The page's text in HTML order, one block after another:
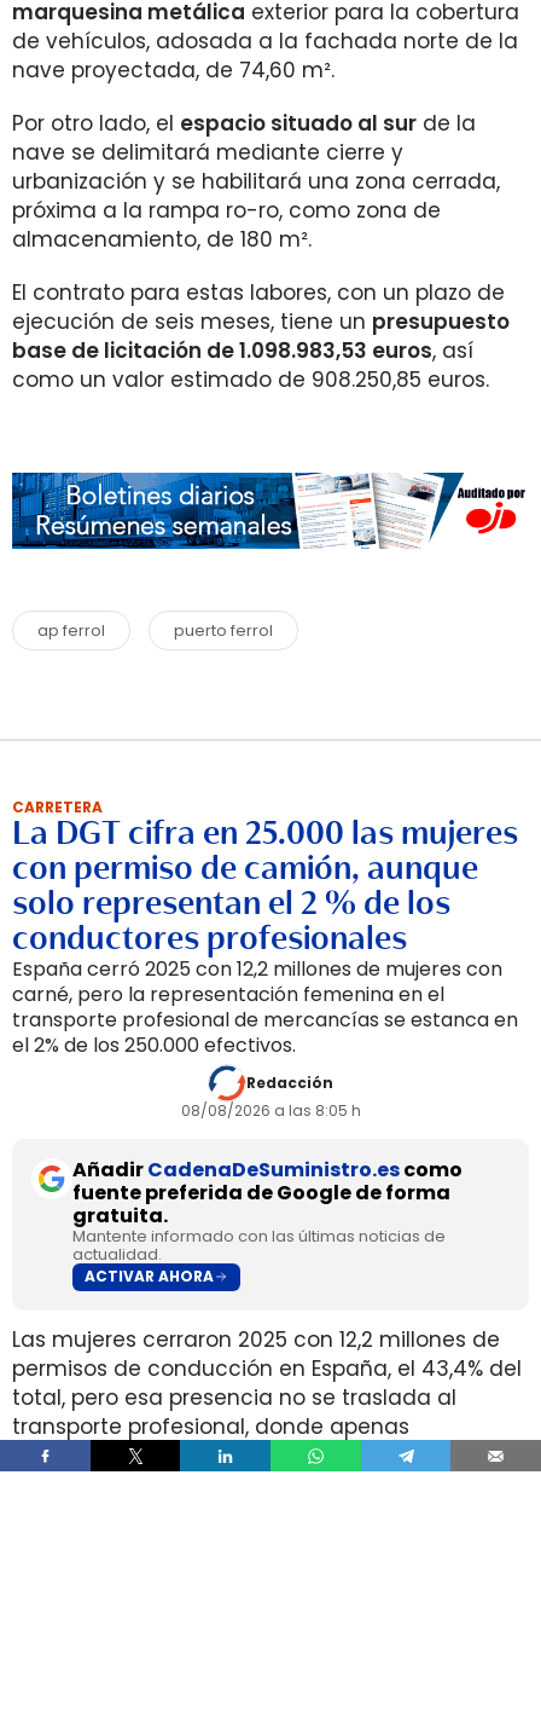
marquesina metálica exterior para la cobertura
de vehículos, adosada a la fachada norte de la
nave proyectada, de 74,60 m².
Por otro lado, el espacio situado al sur de la
nave se delimitará mediante cierre y
urbanización y se habilitará una zona cerrada,
próxima a la rampa ro-ro, como zona de
almacenamiento, de 180 m².
El contrato para estas labores, con un plazo de
ejecución de seis meses, tiene un presupuesto
base de licitación de 1.098.983,53 euros, así
como un valor estimado de 908.250,85 euros.
ap ferrol puerto ferrol
CARRETERA
La DGT cifra en 25.000 las mujeres
con permiso de camión, aunque
solo representan el 2 % de los
conductores profesionales
España cerró 2025 con 12,2 millones de mujeres con
carné, pero la representación femenina en el
transporte profesional de mercancías se estanca en
el 2% de los 250.000 efectivos.
Redacción
08/08/2026 a las 8:05 h
AñadirCadenaDeSuministro.escomo
fuente preferida de Google de forma
gratuita.
Mantente informado con las últimas noticias de
actualidad.
ACTIVAR AHORA
Las mujeres cerraron 2025 con 12,2 millones de
permisos de conducción en España, el 43,4% del
total, pero esa presencia no se traslada al
transporte profesional, donde apenas
representan el 2% de un colectivo de 250.000